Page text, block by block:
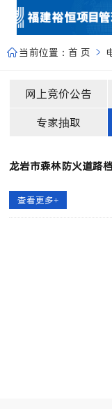
当前位置： 首 页 
网上竞价公告
专家抽取
龙岩市森林防火道路
查看更多+